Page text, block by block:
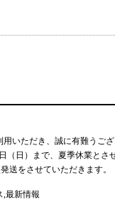
用いただき、誠に有難う
日（日）まで、夏季休業と
発送をさせていただきま
,最新情報